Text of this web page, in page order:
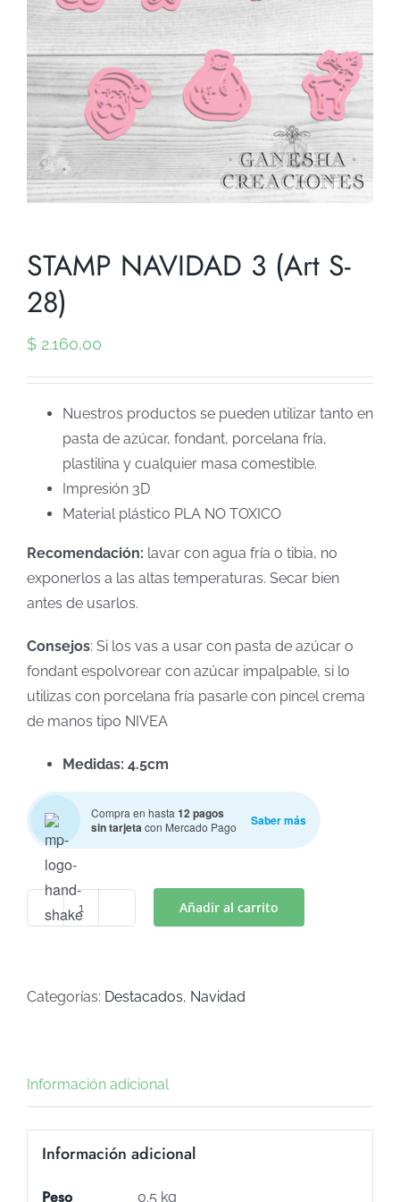
STAMP NAVIDAD 3 (Art S-
28)
$ 2.160,00
Nuestros productos se pueden utilizar tanto en
pasta de azúcar, fondant, porcelana fría,
plastilina y cualquier masa comestible.
Impresión 3D
Material plástico PLA NO TOXICO
Recomendación: lavar con agua fría o tibia, no
exponerlos a las altas temperaturas. Secar bien
antes de usarlos.
Consejos: Si los vas a usar con pasta de azúcar o
fondant espolvorear con azúcar impalpable, si lo
utilizas con porcelana fría pasarle con pincel crema
de manos tipo NIVEA
Medidas: 4.5cm
Compra en hasta 12 pagos
sin tarjeta con Mercado Pago Saber más
STAMP
(Art
Añadir al carrito
Categorías: Destacados, Navidad
Información adicional
Información adicional
Peso 0.5 kg